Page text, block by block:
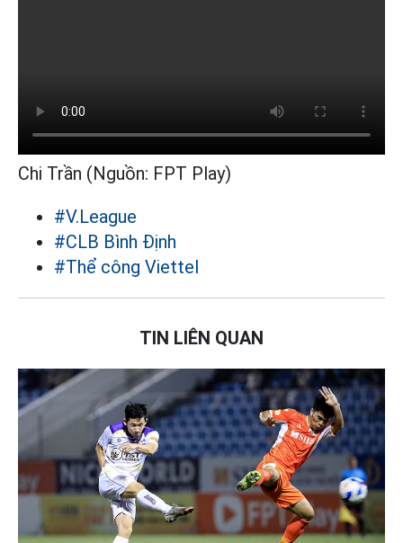
Chi Trần (Nguồn: FPT Play)
#V.League
#CLB Bình Định
#Thể công Viettel
TIN LIÊN QUAN